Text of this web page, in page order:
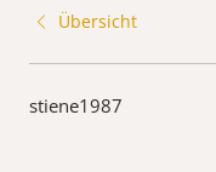
Übersicht
stiene1987